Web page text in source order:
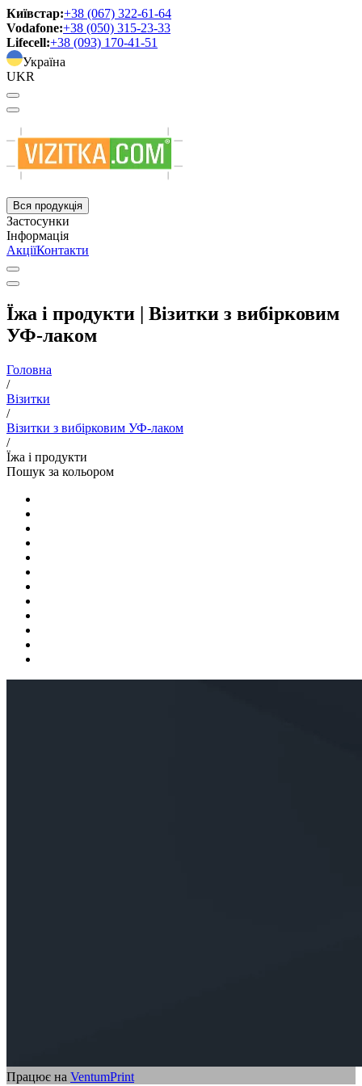
Київстар:+38 (067) 322-61-64
Vodafone:+38 (050) 315-23-33
Lifecell:+38 (093) 170-41-51
Україна
UKR
Вся продукція
Застосунки
Інформація
АкціїКонтакти
Їжа і продукти | Візитки з вибірковим
УФ-лаком
Головна
/
Візитки
/
Візитки з вибірковим УФ-лаком
/
Їжа і продукти
Пошук за кольором
Працює на VentumPrint